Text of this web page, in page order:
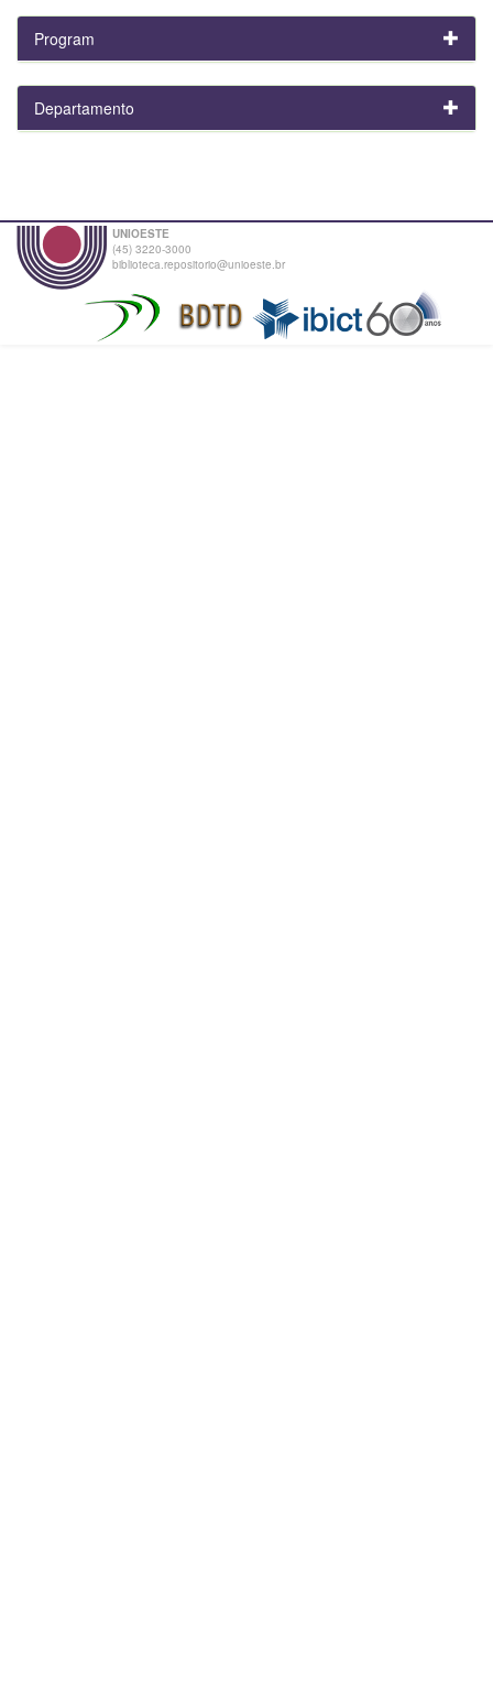
Program
Departamento
UNIOESTE
(45) 3220-3000
biblioteca.repositorio@unioeste.br